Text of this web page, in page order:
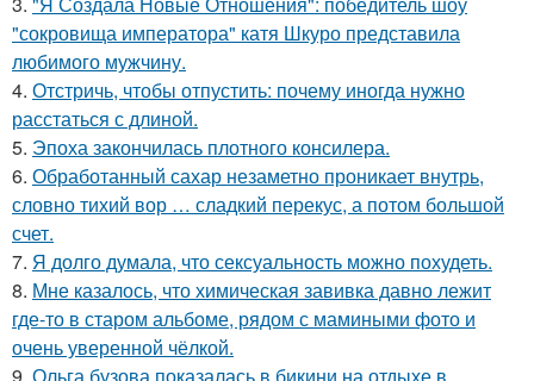
"сокровища императора" катя Шкуро представила
любимого мужчину.
4. Отстричь, чтобы отпустить: почему иногда нужно
расстаться с длиной.
5. Эпоха закончилась плотного консилера.
6. Обработанный сахар незаметно проникает внутрь,
словно тихий вор … сладкий перекус, а потом большой
счет.
7. Я долго думала, что сексуальность можно похудеть.
8. Мне казалось, что химическая завивка давно лежит
где-то в старом альбоме, рядом с мамиными фото и
очень уверенной чёлкой.